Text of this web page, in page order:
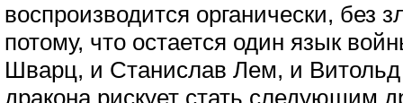
воспроизводится органически, без
потому, что остается один язык
Шварц, и Станислав Лем, и
дракона рискует стать следующим